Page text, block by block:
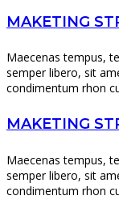
MAKETING
Maecenas tempus,
semper libero, sit
condimentum rhon
MAKETING
Maecenas tempus,
semper libero, sit
condimentum rhon